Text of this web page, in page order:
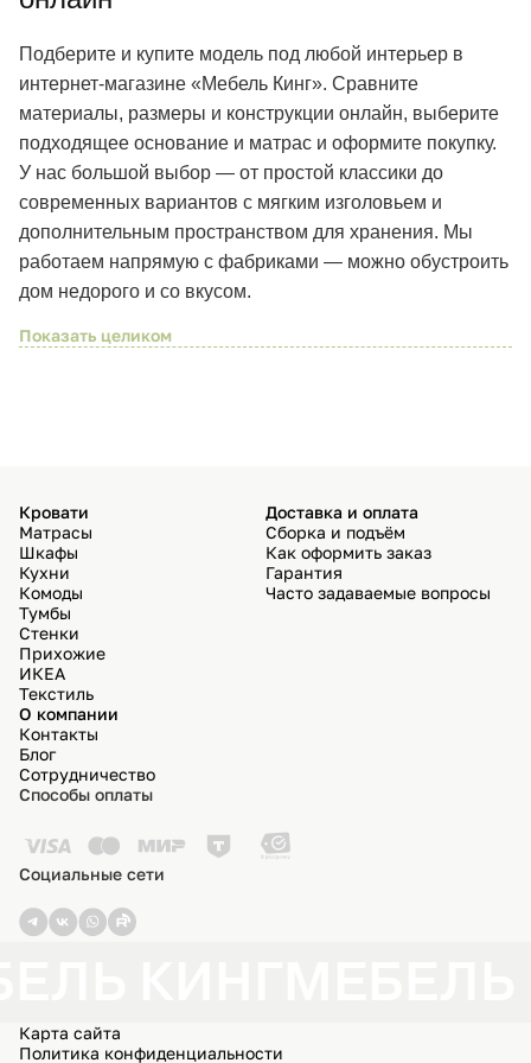
Подберите и купите модель под любой интерьер в
интернет-магазине «Мебель Кинг». Сравните
материалы, размеры и конструкции онлайн, выберите
подходящее основание и матрас и оформите покупку.
У нас большой выбор — от простой классики до
современных вариантов с мягким изголовьем и
дополнительным пространством для хранения. Мы
работаем напрямую с фабриками — можно обустроить
дом недорого и со вкусом.
Кровати
Матрасы
Шкафы
Кухни
Комоды
Тумбы
Стенки
Прихожие
ИКЕА
Текстиль
Доставка и оплата
Сборка и подъём
Как оформить заказ
Гарантия
Часто задаваемые вопросы
О компании
Контакты
Блог
Сотрудничество
Способы оплаты
Социальные сети
Карта сайта
Политика конфиденциальности